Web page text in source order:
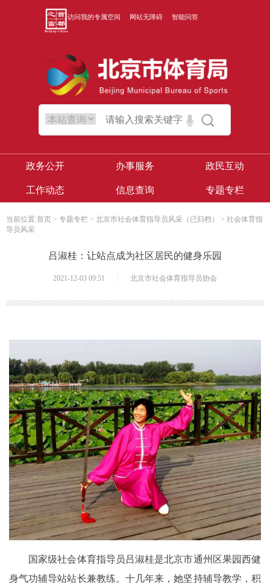
访问我的专属空间 网站无障碍 智能问答
政务公开 办事服务 政民互动
工作动态 信息查询 专题专栏
当前位置:首页 > 专题专栏 > 北京市社会体育指导员风采（已归档） > 社会体育指
导员风采
吕淑桂：让站点成为社区居民的健身乐园
2021-12-03 09:51 北京市社会体育指导员协会
国家级社会体育指导员吕淑桂是北京市通州区果园西健
身气功辅导站站长兼教练。十几年来，她坚持辅导教学，积